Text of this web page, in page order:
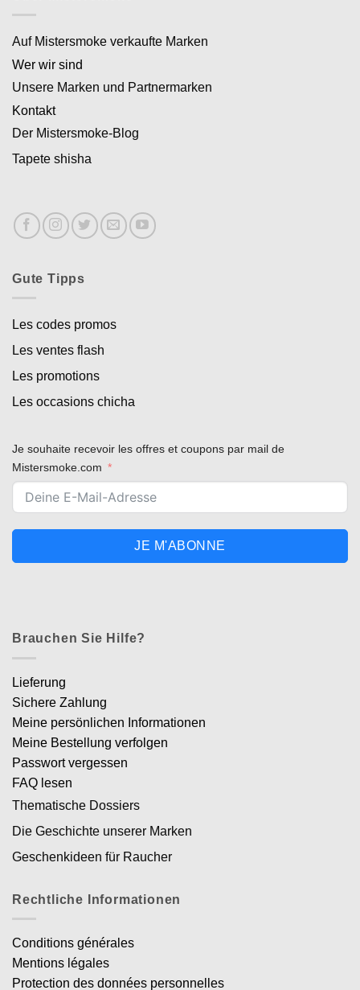
Auf Mistersmoke verkaufte Marken
Wer wir sind
Unsere Marken und Partnermarken
Kontakt
Der Mistersmoke-Blog
Tapete shisha
Gute Tipps
Les codes promos
Les ventes flash
Les promotions
Les occasions chicha
Je souhaite recevoir les offres et coupons par mail de
Mistersmoke.com
JE M'ABONNE
Brauchen Sie Hilfe?
Lieferung
Sichere Zahlung
Meine persönlichen Informationen
Meine Bestellung verfolgen
Passwort vergessen
FAQ lesen
Thematische Dossiers
Die Geschichte unserer Marken
Geschenkideen für Raucher
Rechtliche Informationen
Conditions générales
Mentions légales
Protection des données personnelles